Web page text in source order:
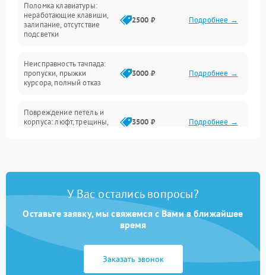
Интерфейсные проблемы
Батарея
Сеть и интернет
Поломка клавиатуры:
неработающие клавиши,
залипание, отсутствие
подсветки
2500 ₽ Подробнее →
Неисправность тачпада:
пропуски, прыжки
курсора, полный отказ
3000 ₽ Подробнее →
Повреждение петель и
корпуса: люфт, трещины,
3500 ₽ Подробнее →
быстрая разрядка,
2500 ₽ Подробнее →
Неисправность зарядного
питания
2000 ₽ Подробнее →
У Вас остались вопросы?
Оставьте заявку, мы свяжемся с Вами в ближайшее
время
Заказать звонок